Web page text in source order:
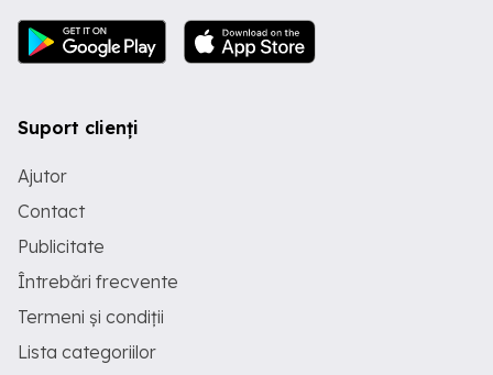
Suport clienți
Ajutor
Contact
Publicitate
Întrebări frecvente
Termeni și condiții
Lista categoriilor